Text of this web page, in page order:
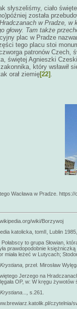
słyszeliśmy, ciało
została
w Pradze, w
głowy. Tam także
plac w Pradze
tego placu stoi
patronów Czech,
świętej Agnieszki
który wsławił
orał ziemię[22] .
Wacława w Pradze.
wiki/Borzywoj
katolicka, tomII, Lublin
Połabscy to grupa Słowian,
prawdopodobnie
miała leżeć w Lutycach;
przeł. Mirosław
Jerzego na
OP, w: W kręgu żywotów
s.261.
czytelnia/